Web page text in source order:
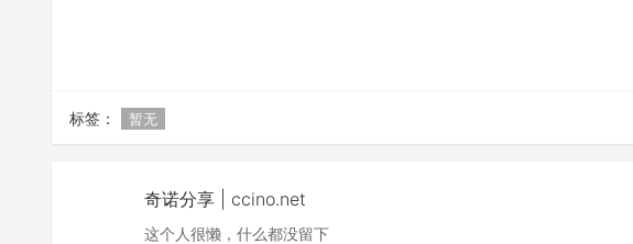
标签： 暂无
奇诺分享 | ccino.net
这个人很懒，什么都没留下